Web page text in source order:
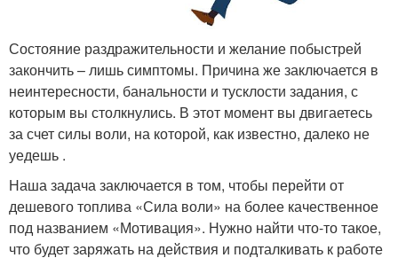
Состояние раздражительности и желание побыстрей
закончить – лишь симптомы. Причина же заключается в
неинтересности, банальности и тусклости задания, с
которым вы столкнулись. В этот момент вы двигаетесь
за счет силы воли, на которой, как известно, далеко не
уедешь .
Наша задача заключается в том, чтобы перейти от
дешевого топлива «Сила воли» на более качественное
под названием «Мотивация». Нужно найти что-то такое,
что будет заряжать на действия и подталкивать к работе